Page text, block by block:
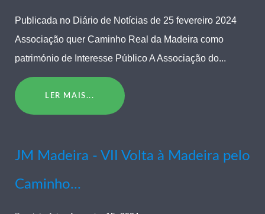
Publicada no Diário de Notícias de 25 fevereiro 2024
Associação quer Caminho Real da Madeira como
património de Interesse Público A Associação do...
LER MAIS...
JM Madeira - VII Volta à Madeira pelo
Caminho...